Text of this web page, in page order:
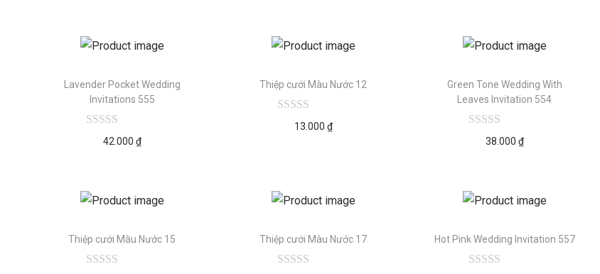
Lavender Pocket Wedding
Invitations 555
42.000 ₫
Thiệp cưới Màu Nước 12
13.000 ₫
Green Tone Wedding With
Leaves Invitation 554
38.000 ₫
Thiệp cưới Màu Nước 15 Thiệp cưới Màu Nước 17 Hot Pink Wedding Invitation 557